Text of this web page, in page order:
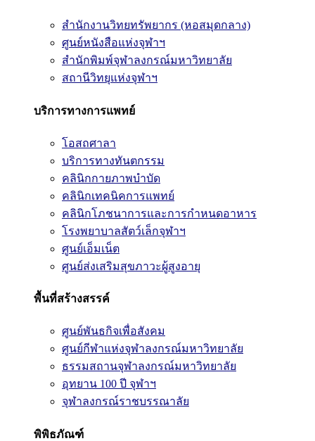
สำนักงานวิทยทรัพยากร (หอสมุดกลาง)
ศูนย์หนังสือแห่งจุฬาฯ
สำนักพิมพ์จุฬาลงกรณ์มหาวิทยาลัย
สถานีวิทยุแห่งจุฬาฯ
บริการทางการแพทย์
โอสถศาลา
บริการทางทันตกรรม
คลินิกกายภาพบำบัด
คลินิกเทคนิคการแพทย์
คลินิกโภชนาการและการกำหนดอาหาร
โรงพยาบาลสัตว์เล็กจุฬาฯ
ศูนย์เอ็มเน็ต
ศูนย์ส่งเสริมสุขภาวะผู้สูงอายุ
พื้นที่สร้างสรรค์
ศูนย์พันธกิจเพื่อสังคม
ศูนย์กีฬาแห่งจุฬาลงกรณ์มหาวิทยาลัย
ธรรมสถานจุฬาลงกรณ์มหาวิทยาลัย
อุทยาน 100 ปี จุฬาฯ
จุฬาลงกรณ์ราชบรรณาลัย
พิพิธภัณฑ์